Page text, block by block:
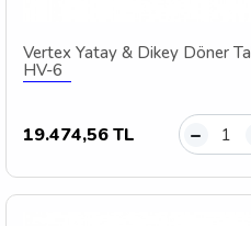
Vertex Yatay & Dikey Döner
HV-6
19.474,56 TL –